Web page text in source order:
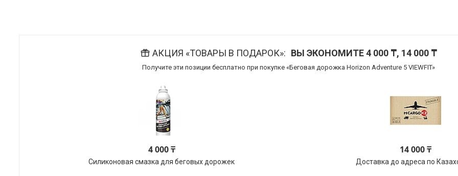
АКЦИЯ «ТОВАРЫ В ПОДАРОК» ВЫ ЭКОНОМИТЕ 4 000 ₸, 14 000 ₸
Получите эти позиции бесплатно при покупке «Беговая дорожка Horizon Adventure 5 VIEWFIT»
4 000 ₸
Силиконовая смазка для беговых дорожек
14 000 ₸
Доставка до адреса по